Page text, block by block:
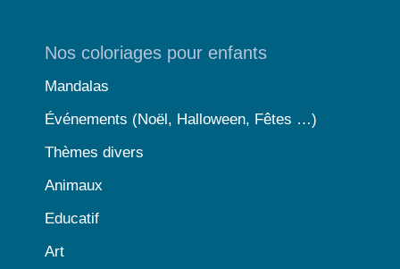
Nos coloriages pour enfants
Mandalas
Événements (Noël, Halloween, Fêtes …)
Thèmes divers
Animaux
Educatif
Art